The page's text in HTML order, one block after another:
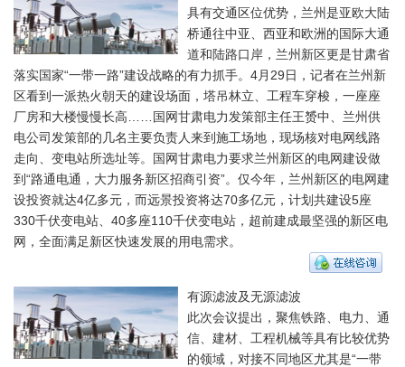
具有交通区位优势，兰州是亚欧大陆
桥通往中亚、西亚和欧洲的国际大通
道和陆路口岸，兰州新区更是甘肃省
落实国家“一带一路”建设战略的有力抓手。4月29日，记者在兰州新
区看到一派热火朝天的建设场面，塔吊林立、工程车穿梭，一座座
厂房和大楼慢慢长高……国网甘肃电力发策部主任王赟中、兰州供
电公司发策部的几名主要负责人来到施工场地，现场核对电网线路
走向、变电站所选址等。国网甘肃电力要求兰州新区的电网建设做
到“路通电通，大力服务新区招商引资”。仅今年，兰州新区的电网建
设投资就达4亿多元，而远景投资将达70多亿元，计划共建设5座
330千伏变电站、40多座110千伏变电站，超前建成最坚强的新区电
网，全面满足新区快速发展的用电需求。
有源滤波及无源滤波
此次会议提出，聚焦铁路、电力、通
信、建材、工程机械等具有比较优势
的领域，对接不同地区尤其是“一带